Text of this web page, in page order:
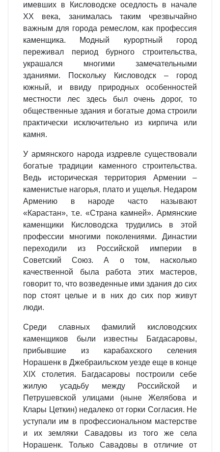
имевших в Кисловодске оседлость в начале
ХХ века, занималась таким чрезвычайно
важным для города ремеслом, как профессия
каменщика. Модный курортный город
переживал период бурного строительства,
украшался многими замечательными
зданиями. Поскольку Кисловодск – город
южный, и ввиду природных особенностей
местности лес здесь был очень дорог, то
общественные здания и богатые дома строили
практически исключительно из кирпича или
камня.
У армянского народа издревле существовали
богатые традиции каменного строительства.
Ведь историческая территория Армении –
каменистые нагорья, плато и ущелья. Недаром
Армению в народе часто называют
«Карастан», т.е. «Страна камней». Армянские
каменщики Кисловодска трудились в этой
профессии многими поколениями. Династии
переходили из Российской империи в
Советский Союз. А о том, насколько
качественной была работа этих мастеров,
говорит то, что возведенные ими здания до сих
пор стоят целые и в них до сих пор живут
люди.
Среди славных фамилий кисловодских
каменщиков были известны Багдасаровы,
прибывшие из карабахского селения
Норашенк в Джебраильском уезде еще в конце
XIX столетия. Багдасаровы построили себе
жилую усадьбу между Российской и
Петрушевской улицами (ныне Желябова и
Клары Цеткин) недалеко от горки Согласия. Не
уступали им в профессиональном мастерстве
и их земляки Савадовы из того же села
Норашенк. Только Савадовы в отличие от